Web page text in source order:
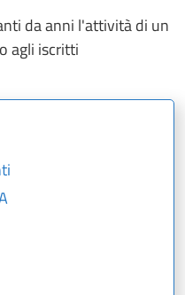
da anni l'attività di un
agli iscritti